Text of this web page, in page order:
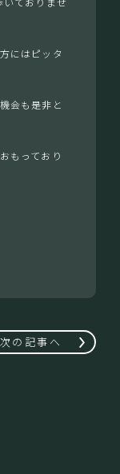
にはピッタ
会も是非と
もっており
次の記事へ